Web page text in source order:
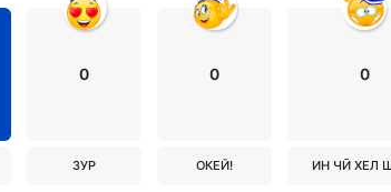
0
ЗУР
0
ОКЕЙ!
0
ИН ЧӢ ХЕЛ